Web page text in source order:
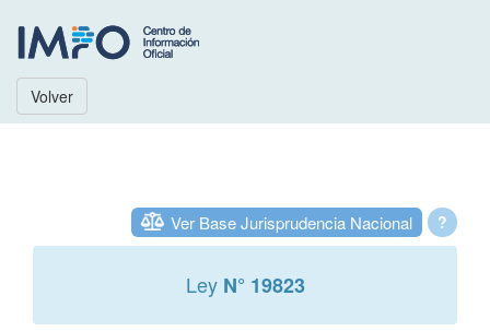
Volver
?
Ver Base Jurisprudencia Nacional
Ley N° 19823